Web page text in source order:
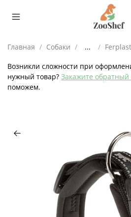
Главная Собаки ... Ferplast
Возникли сложности при
нужный товар? Закажите обратный
поможем.